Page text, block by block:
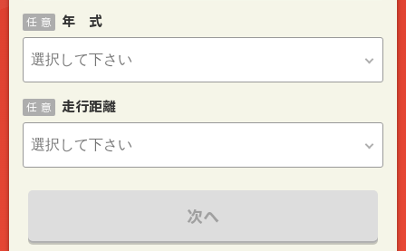
年 式
任 意
走行距離
任 意
次へ